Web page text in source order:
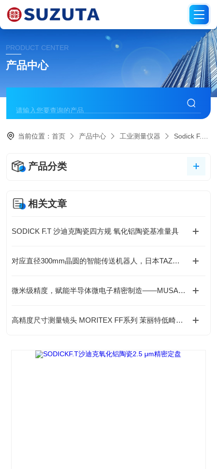
PRODUCT CENTER
产品中心
当前位置：首页 产品中心 工业测量仪器 Sodick F.T 沙迪克
产品分类
相关文章
SODICK F.T 沙迪克陶瓷四方规 氧化铝陶瓷基准量具
对应直径300mm晶圆的智能传送机器人，日本TAZMO株式会社
微米级精度，赋能半导体微电子精密制造——MUSASHI武藏ML-8000X点胶机
高精度尺寸测量镜头 MORITEX FF系列 茉丽特低畸变工业检测专用